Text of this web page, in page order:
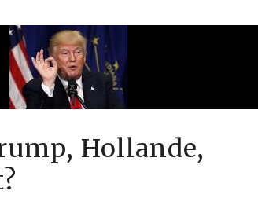
Hollande,